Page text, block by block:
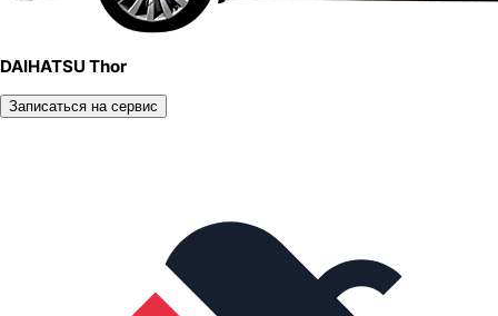
DAIHATSU Thor
Записаться на сервис